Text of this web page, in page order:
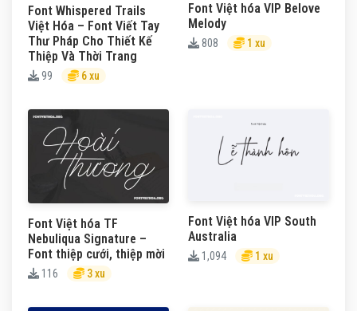
Font Whispered Trails
Việt Hóa – Font Viết Tay
Thư Pháp Cho Thiết Kế
Thiệp Và Thời Trang
99 6 xu
Font Việt hóa VIP Belove
Melody
808 1 xu
Font Việt hóa TF
Nebuliqua Signature –
Font thiệp cưới, thiệp mời
116 3 xu
Font Việt hóa VIP South
Australia
1,094 1 xu